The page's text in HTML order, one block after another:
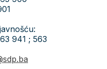
941 ; 563